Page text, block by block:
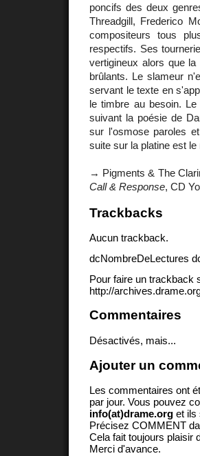
poncifs des deux
Threadgill, Frederico
compositeurs tous
respectifs. Ses
vertigineux alors que
brûlants. Le slameur
servant le texte en
le timbre au besoin.
suivant la poésie de
sur l'osmose paroles
suite sur la platine est
→ Pigments & The
Call & Response, CD
Trackbacks
Aucun trackback.
dcNombreDeLectures
Pour faire un trackback
http://
Commentaires
Désactivés, mais...
Ajouter un
Les commentaires ont
par jour. Vous pouvez
info(at)drame.org et ils
Précisez COMMENT
Cela fait toujours plaisir
Merci d'avance.